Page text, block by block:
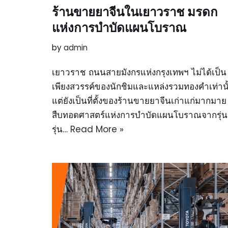
ร้านขายยาจีนในเยาวราช มรดก
แห่งการบำบัดแผนโบราณ
byadmin
เยาวราช ถนนสายมังกรแห่งกรุงเทพฯ ไม่ได้เป็น
เพียงสวรรค์ของนักชิมและแหล่งรวมทองคำเท่า
แต่ยังเป็นที่ตั้งของร้านขายยาจีนเก่าแก่มากมา
สืบทอดศาสตร์แห่งการบำบัดแผนโบราณจากรุ่
รุ่น… Read More »